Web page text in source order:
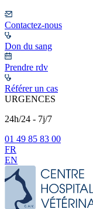
Contactez-nous
Don du sang
Prendre rdv
Référer un cas
URGENCES
24h/24 - 7j/7
01 49 85 83 00
FR
EN